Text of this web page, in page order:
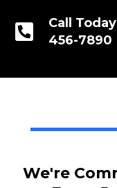
Call
456-7890
We're